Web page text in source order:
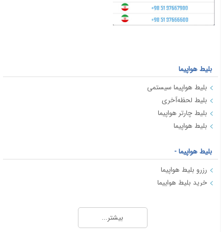
بلیط هواپیما
بلیط هواپیما سیستمی
بلیط لحظه‌آخری
بلیط چارتر هواپیما
بلیط هواپیما
بلیط هواپیما -
رزرو بلیط هواپیما
خرید بلیط هواپیما
بلیط لحظه آخری چیست؟
بلیط هواپیما در ایران: انواع و ویژگی‌ها
بیشتر...